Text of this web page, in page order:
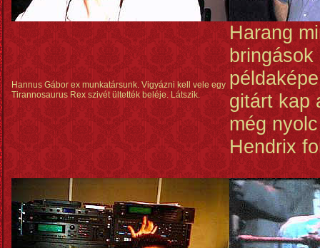
Hannus Gábor ex munkatársunk. Vigyázni kell vele egy
Tirannosaurus Rex szivét ültették beléje. Látszik.
Harang
gitárt kap
még
Hendrix